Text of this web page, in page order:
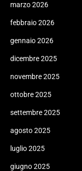
marzo 2026
febbraio 2026
gennaio 2026
dicembre 2025
novembre 2025
ottobre 2025
settembre 2025
agosto 2025
luglio 2025
giugno 2025